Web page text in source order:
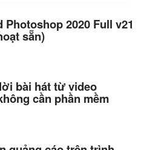
Photoshop 2020 Full v21
sẵn)
bài hát từ video
cần phần mềm